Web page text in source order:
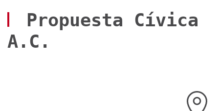
Propuesta Cívica
A.C.